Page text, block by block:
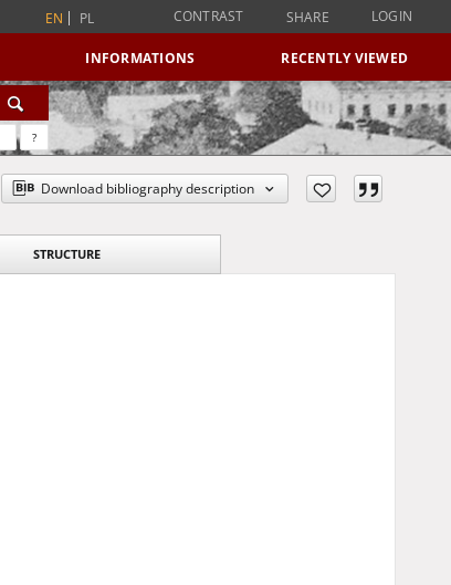
EN PL CONTRAST SHARE LOGIN
INFORMATIONS RECENTLY VIEWED
?
Download bibliography description
STRUCTURE